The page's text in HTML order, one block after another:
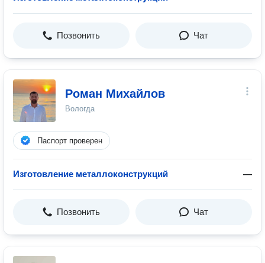
Позвонить Чат
Роман Михайлов
Вологда
Паспорт проверен
Изготовление металлоконструкций —
Позвонить Чат